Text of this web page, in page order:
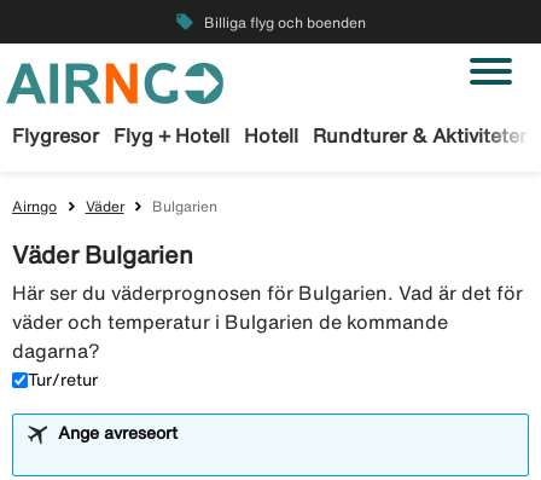
local_offer Billiga flyg och boenden
Flygresor Flyg + Hotell Hotell Rundturer & Aktiviteter
Airngo Väder Bulgarien
Väder Bulgarien
Här ser du väderprognosen för Bulgarien. Vad är det för
väder och temperatur i Bulgarien de kommande
dagarna?
Tur/retur
Ange avreseort